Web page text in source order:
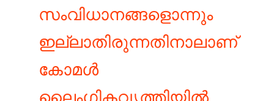
സംവിധാനങ്ങളൊന്നും
ഇല്ലാതിരുന്നതിനാലാണ്
കോമൾ